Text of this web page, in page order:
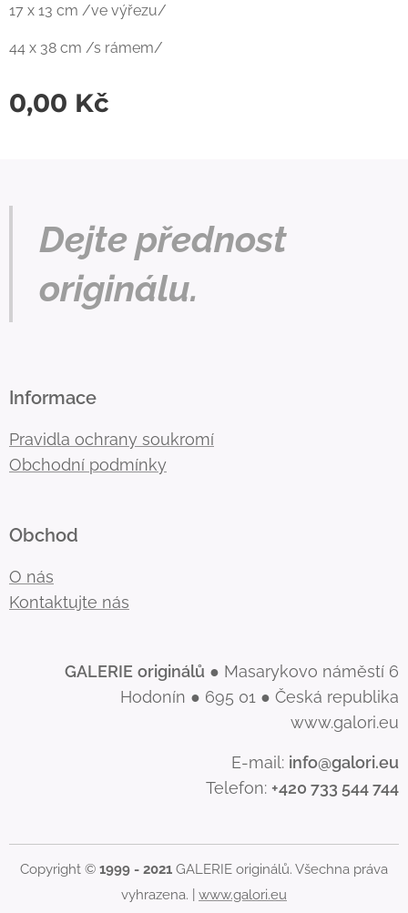
17 x 13 cm /ve výřezu/
44 x 38 cm /s rámem/
0,00 Kč
Dejte přednost
originálu.
Informace
Pravidla ochrany soukromí
Obchodní podmínky
Obchod
O nás
Kontaktujte nás
GALERIE originálů ● Masarykovo náměstí 6
Hodonín ● 695 01 ● Česká republika
www.galori.eu
E-mail: info@galori.eu
Telefon: +420 733 544 744
Copyright © 1999 - 2021 GALERIE originálů. Všechna práva
vyhrazena. | www.galori.eu